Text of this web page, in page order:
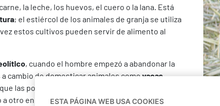
la leche, los huevos, el cuero o la lana. Está
; el estiércol de los animales de granja se utiliza
estos cultivos pueden servir de alimento al
, cuando el hombre empezó a abandonar la
cambio de domesticar animales comovacas,
las poblaciones se asentasen en poblados en
otro en función de la disponibilidad de alimento o
ESTA PÁGINA WEB USA COOKIES